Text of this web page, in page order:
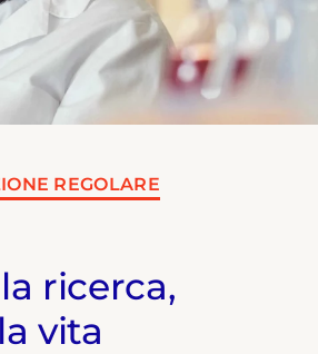
REGOLARE
ricerca,
vita